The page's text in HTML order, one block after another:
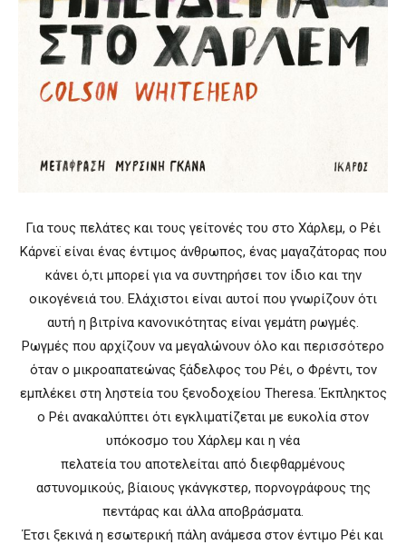
Για τους πελάτες και τους γείτονές του στο Χάρλεμ, ο Ρέι
Κάρνεϊ είναι ένας έντιμος άνθρωπος, ένας μαγαζάτορας που
κάνει ό,τι μπορεί για να συντηρήσει τον ίδιο και την
οικογένειά του. Ελάχιστοι είναι αυτοί που γνωρίζουν ότι
αυτή η βιτρίνα κανονικότητας είναι γεμάτη ρωγμές.
Ρωγμές που αρχίζουν να μεγαλώνουν όλο και περισσότερο
όταν ο μικροαπατεώνας ξάδελφος του Ρέι, ο Φρέντι, τον
εμπλέκει στη ληστεία του ξενοδοχείου Theresa. Έκπληκτος
ο Ρέι ανακαλύπτει ότι εγκλιματίζεται με ευκολία στον
υπόκοσμο του Χάρλεμ και η νέα
πελατεία του αποτελείται από διεφθαρμένους
αστυνομικούς, βίαιους γκάνγκστερ, πορνογράφους της
πεντάρας και άλλα αποβράσματα.
Έτσι ξεκινά η εσωτερική πάλη ανάμεσα στον έντιμο Ρέι και